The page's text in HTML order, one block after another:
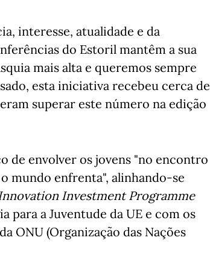
interesse, atualidade e da
do Estoril mantêm a sua
mais alta e queremos sempre
esta iniciativa recebeu cerca de
superar este número na edição
de envolver os jovens "no encontro
mundo enfrenta", alinhando-se
Investment Programme
para a Juventude da UE e com os
ONU (Organização das Nações